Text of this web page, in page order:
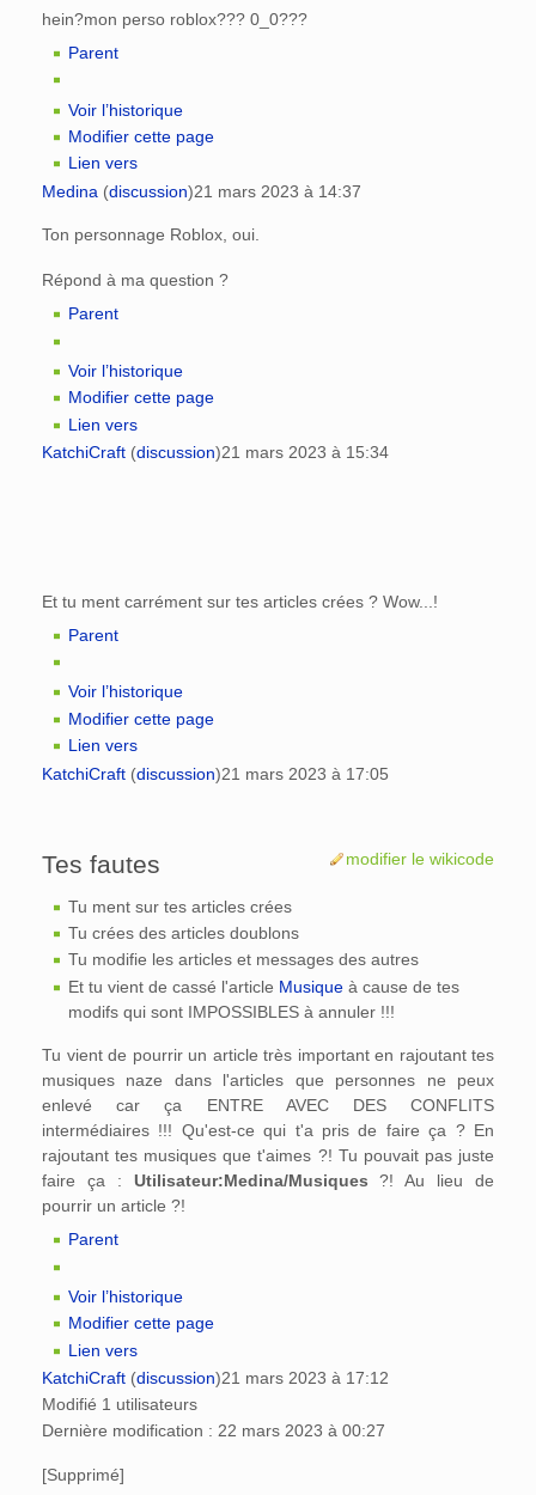
hein?mon perso roblox??? 0_0???
Parent
Voir l’historique
Modifier cette page
Lien vers
Medina (discussion)21 mars 2023 à 14:37
Ton personnage Roblox, oui.
Répond à ma question ?
Parent
Voir l’historique
Modifier cette page
Lien vers
KatchiCraft (discussion)21 mars 2023 à 15:34
Et tu ment carrément sur tes articles crées ? Wow...!
Parent
Voir l’historique
Modifier cette page
Lien vers
KatchiCraft (discussion)21 mars 2023 à 17:05
Tes fautes modifier le wikicode
Tu ment sur tes articles crées
Tu crées des articles doublons
Tu modifie les articles et messages des autres
Et tu vient de cassé l'article Musique à cause de tes
modifs qui sont IMPOSSIBLES à annuler !!!
Tu vient de pourrir un article très important en rajoutant tes
musiques naze dans l'articles que personnes ne peux
enlevé car ça ENTRE AVEC DES CONFLITS
intermédiaires !!! Qu'est-ce qui t'a pris de faire ça ? En
rajoutant tes musiques que t'aimes ?! Tu pouvait pas juste
faire ça : Utilisateur:Medina/Musiques ?! Au lieu de
pourrir un article ?!
Parent
Voir l’historique
Modifier cette page
Lien vers
KatchiCraft (discussion)21 mars 2023 à 17:12
Modifié 1 utilisateurs
Dernière modification : 22 mars 2023 à 00:27
[Supprimé]